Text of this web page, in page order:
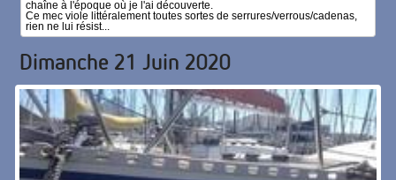
chaîne à l'époque où je l'ai découverte.
Ce mec viole littéralement toutes sortes de serrures/verrous/cadenas,
rien ne lui résist...
Dimanche 21 Juin 2020